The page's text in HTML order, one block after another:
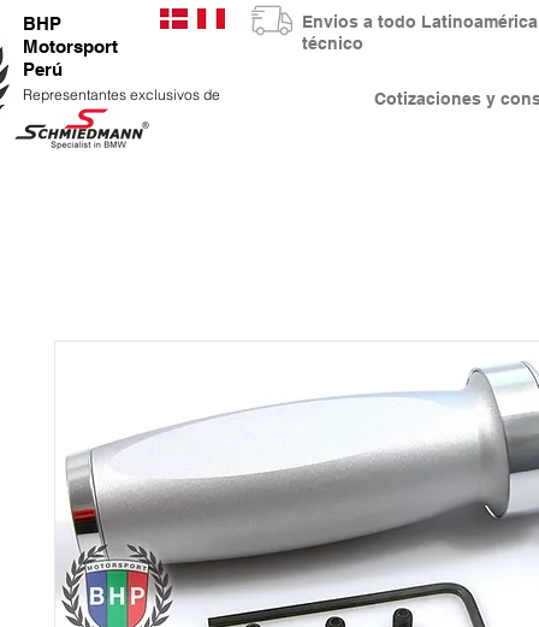
BHP
Motorsport
Perú
Representantes exclusivos de Cotizaciones y
Envios a todo
técnico